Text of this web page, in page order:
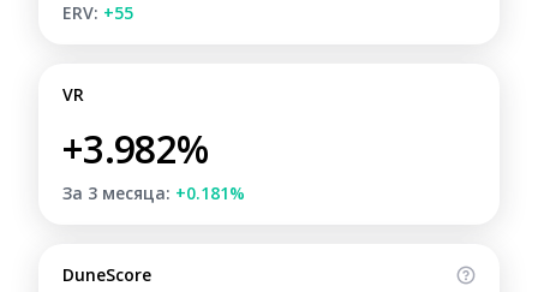
ERV: +55
VR
+3.982%
За 3 месяца: +0.181%
DuneScore